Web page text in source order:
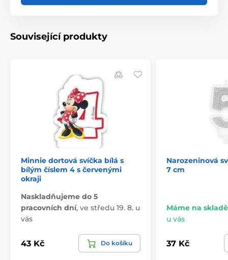
Související produkty
Minnie dortová svíčka bílá s
bílým číslem 4 s červenými
okraji
Naskladňujeme do 5
pracovních dní, ve středu 19. 8. u
vás
43 Kč Do košíku
Narozeninová
7 cm
Máme na skladě
u vás
37 Kč